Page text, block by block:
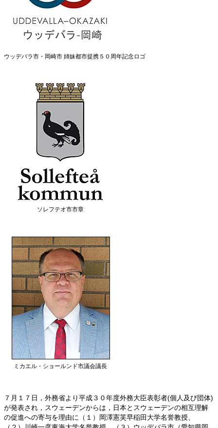
ウッデバラ市・岡崎市 姉妹都市提携５０周年記念ロゴ
ソレフテオ市市章
ミカエル・ショールンド市議会議長
７月１７日，外務省より平成３０年度外務大臣表彰者(個人及び団体)
が発表され，スウェーデンからは，日本とスウェーデンの相互理解
の促進への寄与を理由に（１）岡澤憲芙早稲田大学名誉教授、